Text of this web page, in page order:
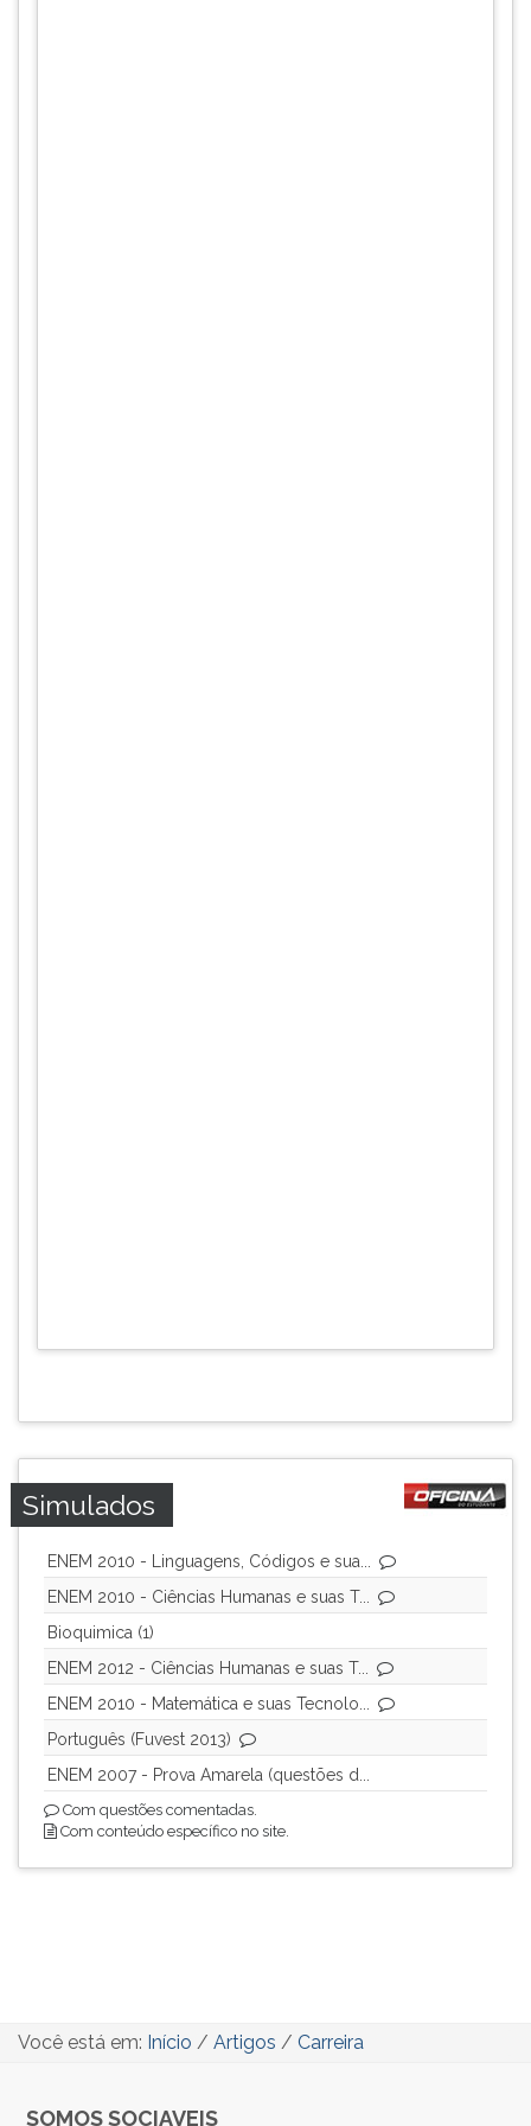
Simulados
ENEM 2010 - Linguagens, Códigos e sua...
ENEM 2010 - Ciências Humanas e suas T...
Bioquimica (1)
ENEM 2012 - Ciências Humanas e suas T...
ENEM 2010 - Matemática e suas Tecnolo...
Português (Fuvest 2013)
ENEM 2007 - Prova Amarela (questões d...
Com questões comentadas.
Com conteúdo específico no site.
Você está em: Início / Artigos / Carreira
SOMOS SOCIAVEIS